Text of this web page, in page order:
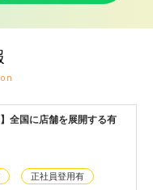
全国に店舗を展開する有
正社員登用有